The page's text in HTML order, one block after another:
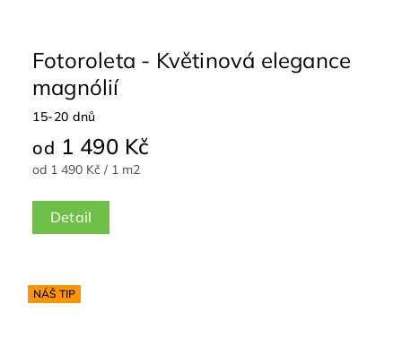
Fotoroleta - Květinová elegance
magnólií
15-20 dnů
od 1 490 Kč
od 1 490 Kč / 1 m2
Detail
NÁŠ TIP